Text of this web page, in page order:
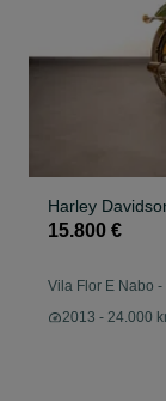
Harley
15.800 €
Vila Flor E Nabo -
2013 - 24.000